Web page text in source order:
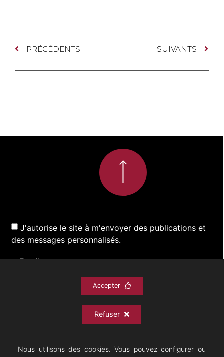
PRÉCÉDENTS SUIVANTS
J'autorise le site à m'envoyer des publications et
des messages personnalisés.
S'inscrire
SPECTACLESDOCUMENTATION
Nous utilisons des cookies. Vous pouvez configurer ou
Accepter
Refuser